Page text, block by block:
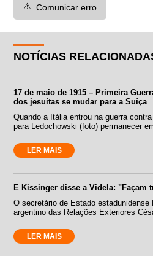
⚠️ Comunicar erro
NOTÍCIAS
17 de maio de 1915 – Primeira
dos jesuítas se mudar para a Suíça
Quando a Itália entrou na guerra
para Ledochowski (foto) permanecer
LER MAIS
E Kissinger disse a Videla: "Façam
O secretário de Estado
argentino das Relações Exteriores
LER MAIS